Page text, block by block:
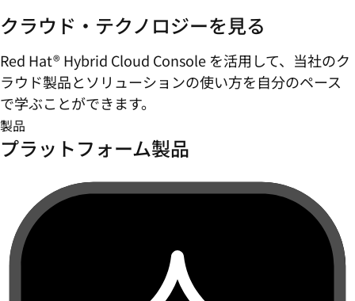
クラウド・テクノロジーを見る
Red Hat® Hybrid Cloud Console を活用して、当社のク
ラウド製品とソリューションの使い方を自分のペース
で学ぶことができます。
製品
プラットフォーム製品